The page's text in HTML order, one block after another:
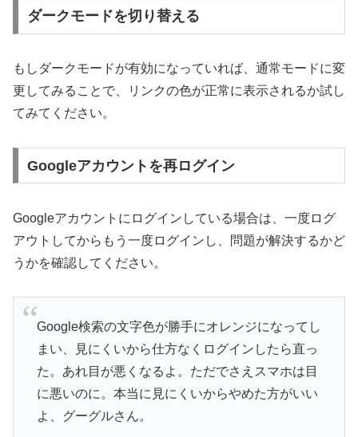
ダークモードを切り替える
もしダークモードが有効になっていれば、通常モードに変
更してみることで、リンクの色が正常に表示されるか試し
てみてください。
Googleアカウントを再ログイン
Googleアカウントにログインしている場合は、一度ログ
アウトしてからもう一度ログインし、問題が解決するかど
うかを確認してください。
Google検索の文字色が勝手にオレンジになってし
まい、見にくいから仕方なくログインしたら直っ
た。あれ目が悪くなるよ。ただでさえスマホは目
に悪いのに。本当に見にくいからやめた方がいい
よ、グーグルさん。